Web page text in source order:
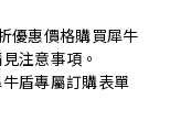
優惠價格購買犀牛
注意事項。
盾專屬訂購表單